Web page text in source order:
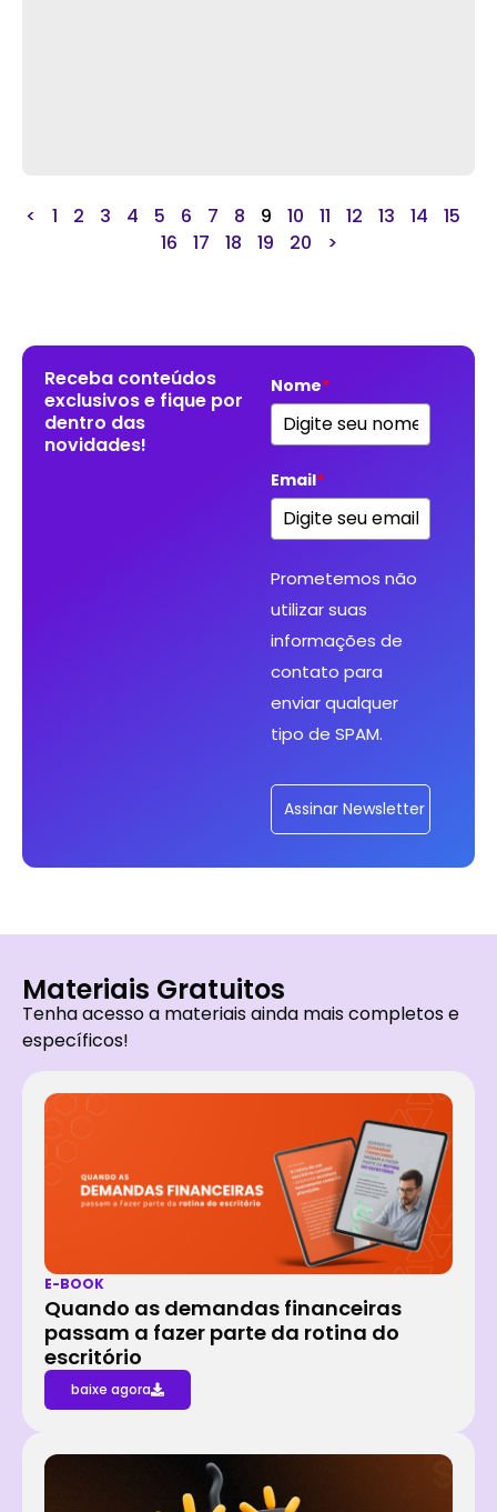
< 1 2 3 4 5 6 7 8 9 10 11 12 13 14
15
16
17 18 19 20 >
Receba conteúdos
exclusivos e fique por
dentro das
novidades!
Nome*
Email*
Prometemos não
utilizar suas
informações de
contato para
enviar qualquer
tipo de SPAM.
Assinar Newsletter
Materiais Gratuitos
Tenha acesso a materiais ainda mais completos e
específicos!
E-BOOK
Quando as demandas financeiras
passam a fazer parte da rotina do
escritório
baixe agora